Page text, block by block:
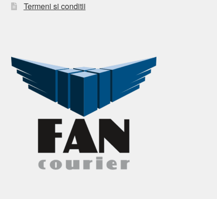
Termeni si conditii